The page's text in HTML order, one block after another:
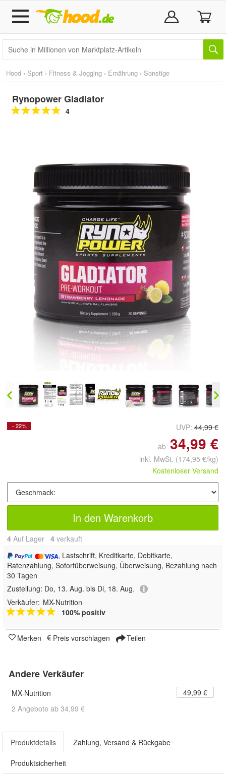
Hood › Sport › Fitness & Jogging › Ernährung › Sonstige
Rynopower Gladiator
4
Doppelt antippen zum
vergrößern
- 22% UVP: 44,99 €
ab 34,99 €
inkl. MwSt. (174,95 €/kg)
Kostenloser Versand
In den Warenkorb
4 Auf Lager 4 verkauft
, Lastschrift, Kreditkarte, Debitkarte,
Ratenzahlung, Sofortüberweisung, Überweisung, Bezahlung nach
30 Tagen
Zustellung: Do, 13. Aug. bis Di, 18. Aug.
Verkäufer: MX-Nutrition
100% positiv
Merken Preis vorschlagen Teilen
Andere Verkäufer
MX-Nutrition
49,99 €
2 Angebote ab 34,99 €
Produktdetails Zahlung, Versand & Rückgabe
Produktsicherheit